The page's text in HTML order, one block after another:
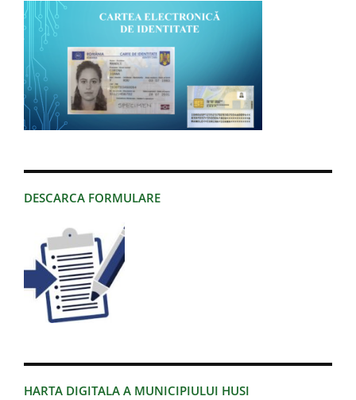
DESCARCA FORMULARE
HARTA DIGITALA A MUNICIPIULUI HUSI